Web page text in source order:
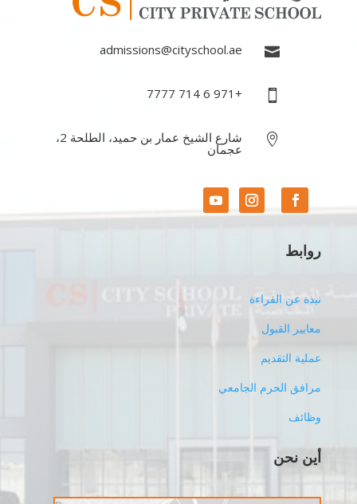

admissions@cityschool.ae

+971 6 714 7777
 شارع الشيخ عمار بن حميد، الطلحة 2،
عجمان
روابط
نبذة عن القراءة
معايير القبول
عملية التقديم
مرافق الحرم الجامعي
وظائف
أين نحن